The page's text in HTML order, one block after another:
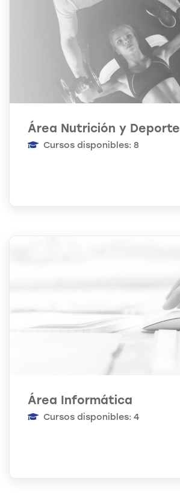
Área Nutrición y Deporte
Cursos disponibles: 8
Área Informática
Cursos disponibles: 4